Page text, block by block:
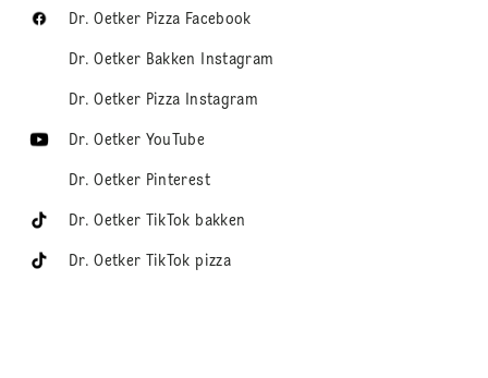
Dr. Oetker Pizza Facebook
Dr. Oetker Bakken Instagram
Dr. Oetker Pizza Instagram
Dr. Oetker YouTube
Dr. Oetker Pinterest
Dr. Oetker TikTok bakken
Dr. Oetker TikTok pizza